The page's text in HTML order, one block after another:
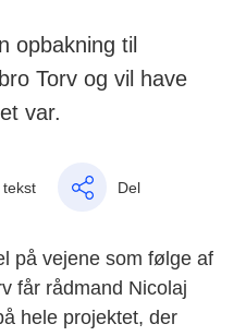
opbakning til
Torv og vil have
var.
Del
på vejene som følge af
får rådmand Nicolaj
hele projektet, der